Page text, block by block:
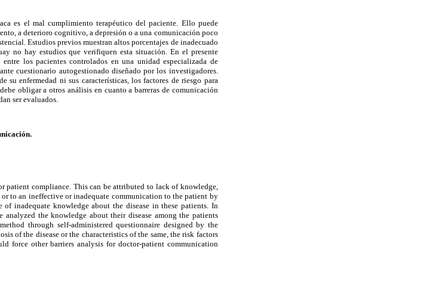
es el mal cumplimiento terapéutico del paciente. Ello puede
a deterioro cognitivo, a depresión o a una comunicación poco
Estudios previos muestran altos porcentajes de inadecuado
no hay estudios que verifiquen esta situación. En el presente
los pacientes controlados en una unidad especializada de
cuestionario autogestionado diseñado por los investigadores.
enfermedad ni sus características, los factores de riesgo para
obligar a otros análisis en cuanto a barreras de comunicación
ser evaluados.
patient compliance. This can be attributed to lack of knowledge,
to an ineffective or inadequate communication to the patient by
inadequate knowledge about the disease in these patients. In
the knowledge about their disease among the patients
through self-administered questionnaire designed by the
of the disease or the characteristics of the same, the risk factors
force other barriers analysis for doctor-patient communication